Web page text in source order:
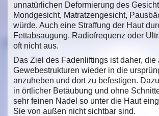
unnatürlichen Deformierung des
Mondgesicht, Matratzengesicht,
würde. Auch eine Straffung der Haut
Fettabsaugung, Radiofrequenz oder
oft nicht aus.
Das Ziel des Fadenliftings ist daher, die
Gewebestrukturen wieder in die
anzuheben und dort zu befestigen.
in örtlicher Betäubung und ohne
sehr feinen Nadel so unter die Haut
Sie von außen nicht sichtbar sind.